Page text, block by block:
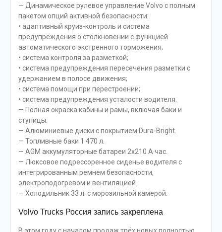
— Динамическое рулевое управление Volvo c полным
пакетом опций активной безопасности:
• адаптивный круиз-контроль и система
предупреждения о столкновении с функцией
автоматического экстренного торможения;
• система контроля за разметкой;
• система предупреждения пересечения разметки с
удержанием в полосе движения;
• система помощи при перестроении;
• система предупреждения усталости водителя.
— Полная окраска кабины и рамы, включая баки и
ступицы.
— Алюминиевые диски с покрытием Dura-Bright.
— Топливные баки 1 470 л.
— AGM аккумуляторные батареи 2х210 А·час.
— Люксовое подрессоренное сиденье водителя с
интегрированным ремнем безопасности,
электроподогревом и вентиляцией.
— Холодильник 33 л. с морозильной камерой.
Volvo Trucks Россия запись закреплена